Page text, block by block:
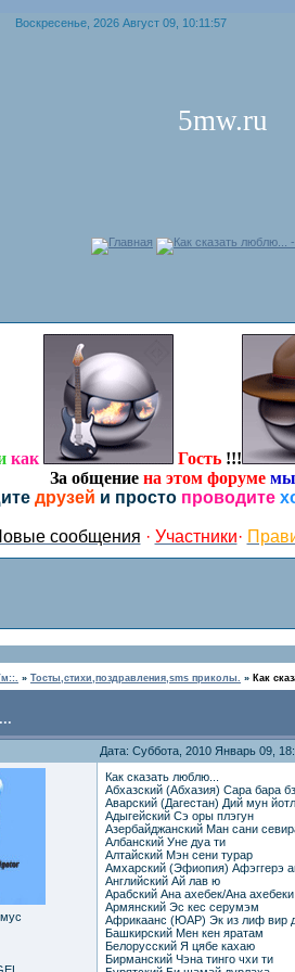
Воскресенье, 2026 Август 09, 10:11:57
5mw.ru
Главная Как сказать люблю...
как Гость !!!
За общениена этом форуме мы
друзей и просто проводите
сообщения · Участники·
» Тосты,стихи,поздравления,sms приколы. » Как
Дата: Суббота, 2010 Январь 09,
Как сказать люблю...
Абхазский (Абхазия) Сара бара
Аварский (Дагестан) Дий мун
Адыгейский Сэ оры плэгун
Азербайджанский Ман сани
Албанский Уне дуа ти
Алтайский Мэн сени турар
Амхарский (Эфиопия) Афэггерэ
Английский Ай лав ю
Арабский Ана ахебек/Ана ахебеки
Армянский Эс кес серумэм
Африкаанс (ЮАР) Эк из лиф вир
Башкирский Мен кен яратам
Белорусский Я цябе кахаю
Бирманский Чэна тинго чхи ти